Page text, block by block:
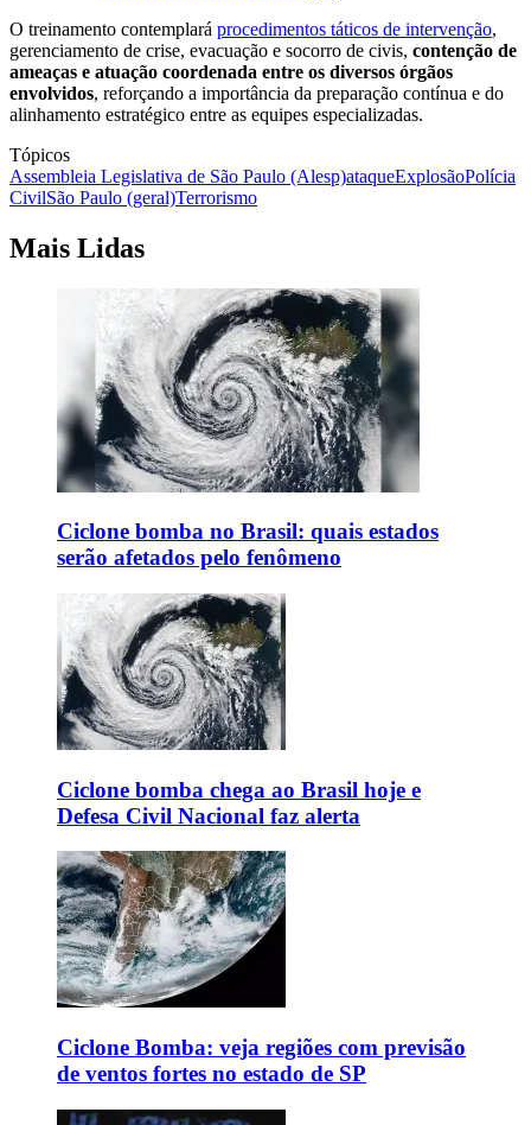
O treinamento contemplará procedimentos táticos de intervenção,
gerenciamento de crise, evacuação e socorro de civis, contenção de
ameaças e atuação coordenada entre os diversos órgãos
envolvidos, reforçando a importância da preparação contínua e do
alinhamento estratégico entre as equipes especializadas.
Tópicos
Assembleia Legislativa de São Paulo (Alesp)ataqueExplosãoPolícia
CivilSão Paulo (geral)Terrorismo
Mais Lidas
Ciclone bomba no Brasil: quais estados
serão afetados pelo fenômeno
Ciclone bomba chega ao Brasil hoje e
Defesa Civil Nacional faz alerta
Ciclone Bomba: veja regiões com previsão
de ventos fortes no estado de SP